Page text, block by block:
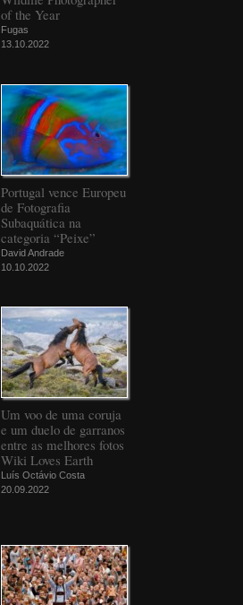
of the Year
Fugas
13.10.2022
Portugal vence Europeu
de Fotografia
Subaquática na
categoria “Peixe”
David Andrade
10.10.2022
Um voo de uma coruja
e um duelo de garranos
entre as melhores fotos
Wiki Loves Earth
Luís Octávio Costa
20.09.2022